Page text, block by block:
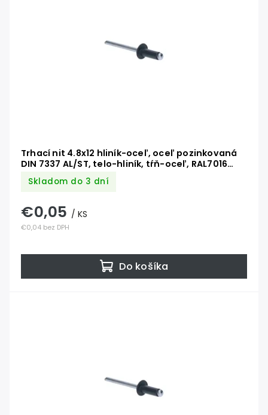
Trhací nit 4.8x12 hliník-oceľ, oceľ pozinkovaná
DIN 7337 AL/ST, telo-hliník, tŕň-oceľ, RAL7016
antracit
Skladom do 3 dní
€0,04 bez DPH
€0,05 / KS
Do košíka